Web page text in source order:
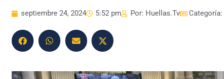
septiembre 24, 2024 5:52 pm Por: Huellas.Tv Categoría: